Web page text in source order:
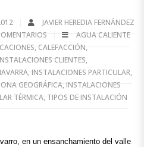
JAVIER HEREDIA FERNÁNDEZ
AGUA CALIENTE
, CALEFACCIÓN,
CLIENTES,
, INSTALACIONES PARTICULAR,
GEOGRÁFICA, INSTALACIONES
TÉRMICA, TIPOS DE INSTALACIÓN
en un ensanchamiento del valle